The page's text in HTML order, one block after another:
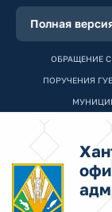
Полная
ОБРАЩЕНИЕ
ПОРУЧЕНИЯ